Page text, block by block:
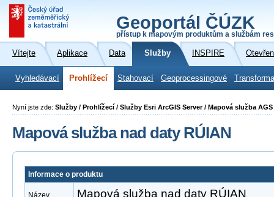
Geoportál ČÚZK
přístup k mapovým produktům a službám
Vítejte Aplikace Data Služby INSPIRE
Vyhledávací Prohlížecí Stahovací Geoprocessingové
Nyní jste zde: Služby / Prohlížecí / Služby Esri ArcGIS Server / Mapová služba
Mapová služba nad daty RÚIAN
Informace o produktu
Název Mapová služba nad daty RÚIAN